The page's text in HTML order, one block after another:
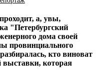
а, увы,
"Петербургский
дома своей
провинциального
кто виноват
выставки, которая